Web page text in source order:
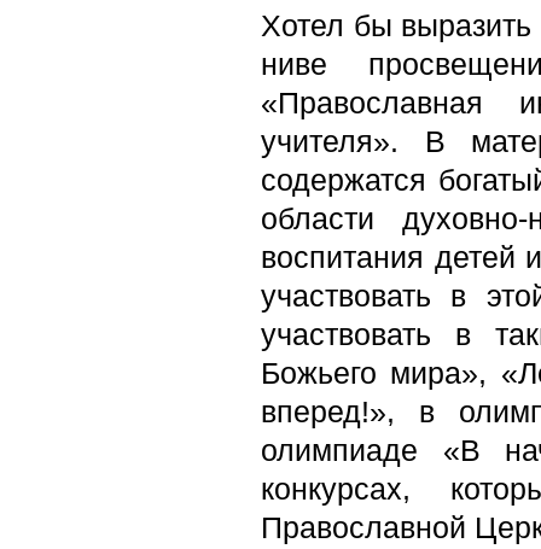
Хотел бы выразить
ниве
«Православная
учителя». В
содержатся
области духовно-
воспитания детей
участвовать в
участвовать в
Божьего мира»,
вперед!», в
олимпиаде «В
конкурсах,
Православной